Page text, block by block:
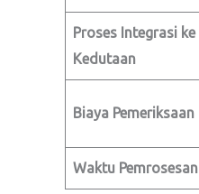
Proses Integrasi ke
Kedutaan
Biaya Pemeriksaan
Waktu Pemrosesan